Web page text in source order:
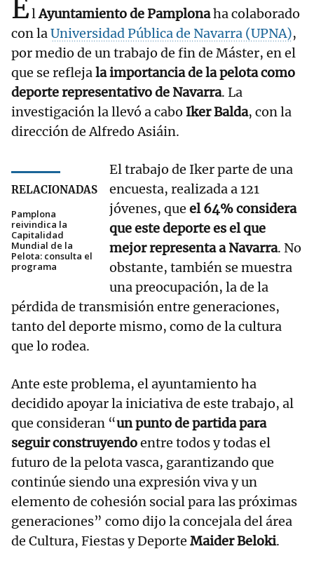
ElAyuntamiento de Pamplonaha colaborado
con laUniversidad Pública de Navarra (UPNA),
por medio de un trabajo de fin de Máster, en el
que se reflejala importancia de la pelota como
deporte representativo de Navarra. La
investigación la llevó a cabo Iker Balda, con la
dirección de Alfredo Asiáin.
RELACIONADAS
Pamplona
reivindica la
Capitalidad
Mundial de la
Pelota: consulta el
programa
El trabajo de Iker parte de una
encuesta, realizada a 121
jóvenes, que el 64% considera
que este deporte es el que
mejor representa a Navarra. No
obstante, también se muestra
una preocupación, la de la
pérdida de transmisión entre generaciones,
tanto del deporte mismo, como de la cultura
que lo rodea.
Ante este problema, el ayuntamiento ha
decidido apoyar la iniciativa de este trabajo, al
que consideran “un punto de partida para
seguir construyendoentre todos y todas el
futuro de la pelota vasca, garantizando que
continúe siendo una expresión viva y un
elemento de cohesión social para las próximas
generaciones” como dijo la concejala del área
de Cultura, Fiestas y Deporte Maider Beloki.